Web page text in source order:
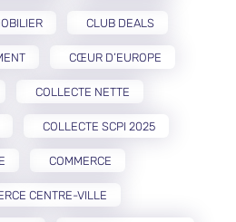
CLUB DEALS
CŒUR D’EUROPE
COLLECTE NETTE
COLLECTE SCPI 2025
COMMERCE
CENTRE-VILLE